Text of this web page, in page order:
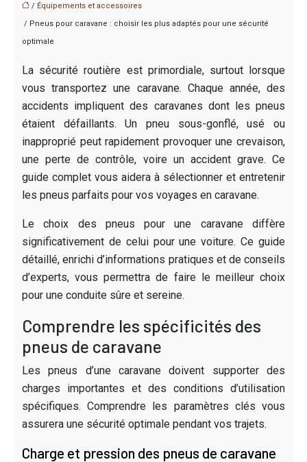
/ Équipements et accessoires
/ Pneus pour caravane : choisir les plus adaptés pour une sécurité
optimale
La sécurité routière est primordiale, surtout lorsque
vous transportez une caravane. Chaque année, des
accidents impliquent des caravanes dont les pneus
étaient défaillants. Un pneu sous-gonflé, usé ou
inapproprié peut rapidement provoquer une crevaison,
une perte de contrôle, voire un accident grave. Ce
guide complet vous aidera à sélectionner et entretenir
les pneus parfaits pour vos voyages en caravane.
Le choix des pneus pour une caravane diffère
significativement de celui pour une voiture. Ce guide
détaillé, enrichi d’informations pratiques et de conseils
d’experts, vous permettra de faire le meilleur choix
pour une conduite sûre et sereine.
Comprendre les spécificités des
pneus de caravane
Les pneus d’une caravane doivent supporter des
charges importantes et des conditions d’utilisation
spécifiques. Comprendre les paramètres clés vous
assurera une sécurité optimale pendant vos trajets.
Charge et pression des pneus de caravane